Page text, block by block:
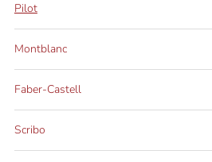
Pilot
Montblanc
Faber-Castell
Scribo